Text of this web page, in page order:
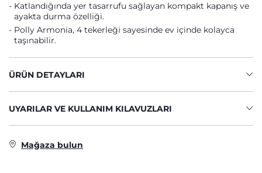
Katlandığında yer tasarrufu sağlayan kompakt kapanış ve
ayakta durma özelliği.
Polly Armonia, 4 tekerleği sayesinde ev içinde kolayca
taşınabilir.
ÜRÜN DETAYLARI
UYARILAR VE KULLANIM KILAVUZLARI
Mağaza bulun